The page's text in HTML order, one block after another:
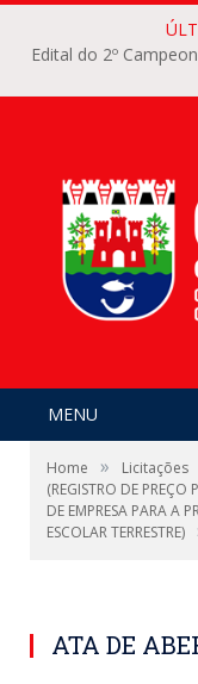
Edital do 2º
MENU
Home » Licitações
(REGISTRO DE
DE EMPRESA PARA A
ESCOLAR TERRESTRE)
ATA DE